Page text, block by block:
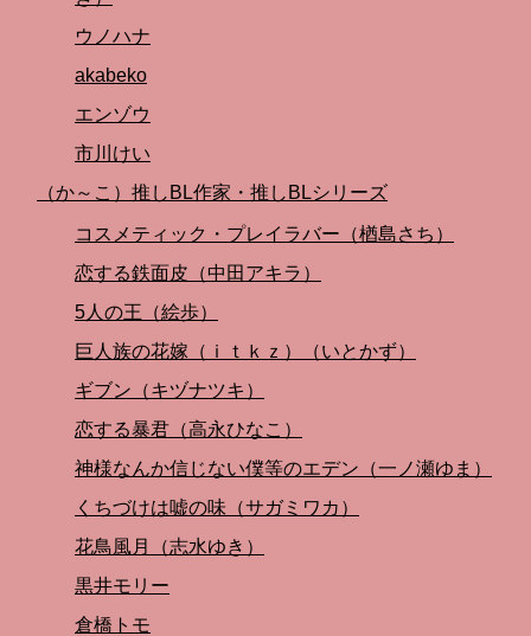
ウノハナ
akabeko
エンゾウ
市川けい
（か～こ）推しBL作家・推しBLシリーズ
コスメティック・プレイラバー（楢島さち）
恋する鉄面皮（中田アキラ）
5人の王（絵歩）
巨人族の花嫁（ｉｔｋｚ）（いとかず）
ギブン（キヅナツキ）
恋する暴君（高永ひなこ）
神様なんか信じない僕等のエデン（一ノ瀬ゆま）
くちづけは嘘の味（サガミワカ）
花鳥風月（志水ゆき）
黒井モリー
倉橋トモ